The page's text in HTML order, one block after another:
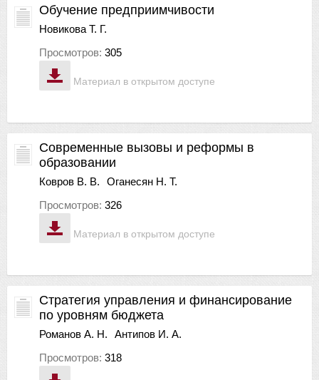
Материал в открытом доступе
Обучение предприимчивости
Новикова Т. Г.
Просмотров: 305
Материал в открытом доступе
Современные вызовы и реформы в
образовании
Ковров В. В.
Оганесян Н. Т.
Просмотров: 326
Стратегия управления и финансирование
по уровням бюджета
Романов А. Н.
Антипов И. А.
Просмотров: 318